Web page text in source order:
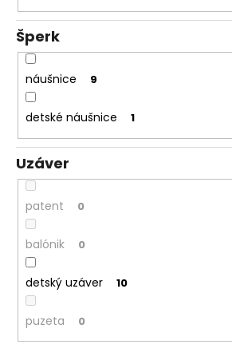
Šperk
náušnice 9
detské náušnice 1
Uzáver
patent 0
balónik 0
detský uzáver 10
puzeta 0